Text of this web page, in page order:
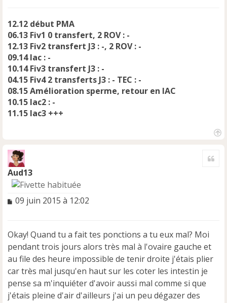
12.12 début PMA
06.13 Fiv1 0 transfert, 2 ROV : -
12.13 Fiv2 transfert J3 : -, 2 ROV : -
09.14 Iac : -
10.14 Fiv3 transfert J3 : -
04.15 Fiv4 2 transferts J3 : - TEC : -
08.15 Amélioration sperme, retour en IAC
10.15 Iac2 : -
11.15 Iac3 +++
Aud13
M
s
a
g
e
n
o
n
l
09 juin 2015 à 12:02
Okay! Quand tu a fait tes ponctions a tu eux mal? Moi
pendant trois jours alors très mal à l'ovaire gauche et
au file des heure impossible de tenir droite j'étais plier
car très mal jusqu'en haut sur les coter les intestin je
pense sa m'inquiéter d'avoir aussi mal comme si que
j'étais pleine d'air d'ailleurs j'ai un peu dégazer des